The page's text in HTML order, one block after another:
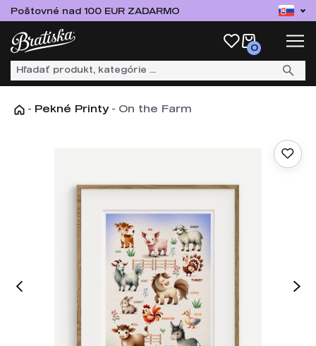
Poštovné nad 100 EUR ZADARMO
0
- Pekné Printy - On the Farm